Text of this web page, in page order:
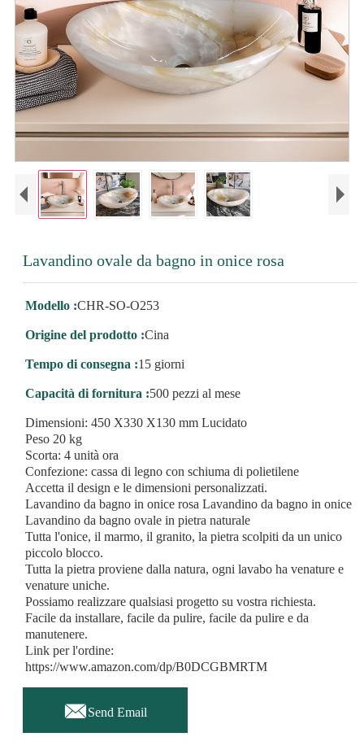
Lavandino ovale da bagno in onice rosa
Modello :CHR-SO-O253
Origine del prodotto :Cina
Tempo di consegna :15 giorni
Capacità di fornitura :500 pezzi al mese
Dimensioni: 450 X330 X130 mm Lucidato
Peso 20 kg
Scorta: 4 unità ora
Confezione: cassa di legno con schiuma di polietilene
Accetta il design e le dimensioni personalizzati.
Lavandino da bagno in onice rosa Lavandino da bagno in onice
Lavandino da bagno ovale in pietra naturale
Tutta l'onice, il marmo, il granito, la pietra scolpiti da un unico
piccolo blocco.
Tutta la pietra proviene dalla natura, ogni lavabo ha venature e
venature uniche.
Possiamo realizzare qualsiasi progetto su vostra richiesta.
Facile da installare, facile da pulire, facile da pulire e da
manutenere.
Link per l'ordine:
https://www.amazon.com/dp/B0DCGBMRTM
Send Email